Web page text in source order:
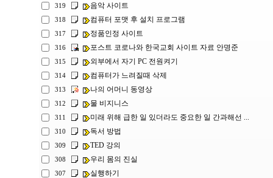
319 음악 사이트
318 컴퓨터 포맷 후 설치 프로그램
317 정품인정 사이트
316 포스트 코로나와 한국교회 사이트 자료 안명준
315 외부에서 자기 PC 전원켜기
314 컴퓨터가 느려질때 삭제
313 나의 어머니 동영상
312 물 비지니스
311 미래 위해 급한 일 있더라도 중요한 일 간과해선 ...
310 독서 방법
309 TED 강의
308 우리 몸의 진실
307 실행하기